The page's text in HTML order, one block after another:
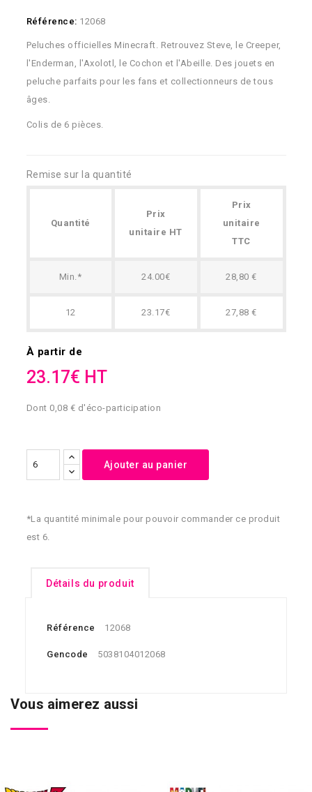
Référence: 12068
Peluches officielles Minecraft. Retrouvez Steve, le Creeper,
l'Enderman, l'Axolotl, le Cochon et l'Abeille. Des jouets en
peluche parfaits pour les fans et collectionneurs de tous
âges.
Colis de 6 pièces.
Remise sur la quantité
Quantité
Prix
unitaire HT
Prix
unitaire
TTC
Min.* 24.00€ 28,80 €
12 23.17€ 27,88 €
À partir de
23.17€ HT
Dont 0,08 € d'éco-participation
Ajouter au panier
*La quantité minimale pour pouvoir commander ce produit
est 6.
Détails du produit
Référence 12068
Gencode 5038104012068
Vous aimerez aussi